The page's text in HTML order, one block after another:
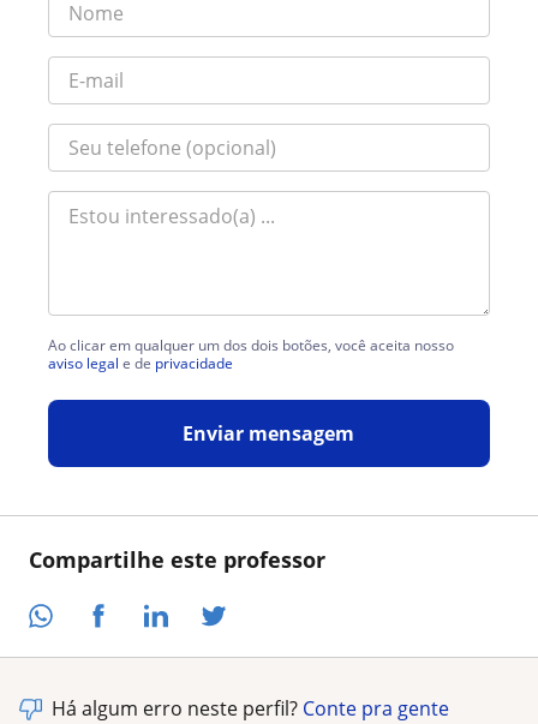
Compartilhe este professor
Ao clicar em qualquer um dos dois botões, você aceita nosso
aviso legal e de privacidade
Enviar mensagem
Há algum erro neste perfil? Conte pra gente